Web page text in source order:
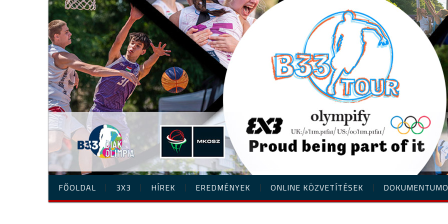
FŐOLDAL 3X3 HÍREK EREDMÉNYEK ONLINE KÖZVETÍTÉSEK